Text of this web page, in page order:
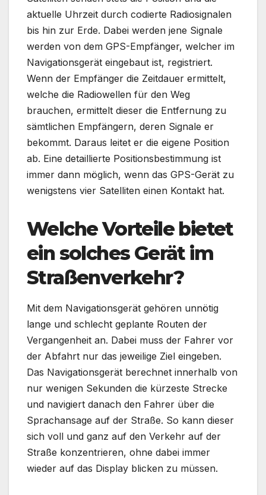
aktuelle Uhrzeit durch codierte Radiosignalen
bis hin zur Erde. Dabei werden jene Signale
werden von dem GPS-Empfänger, welcher im
Navigationsgerät eingebaut ist, registriert.
Wenn der Empfänger die Zeitdauer ermittelt,
welche die Radiowellen für den Weg
brauchen, ermittelt dieser die Entfernung zu
sämtlichen Empfängern, deren Signale er
bekommt. Daraus leitet er die eigene Position
ab. Eine detaillierte Positionsbestimmung ist
immer dann möglich, wenn das GPS-Gerät zu
wenigstens vier Satelliten einen Kontakt hat.
Welche Vorteile bietet
ein solches Gerät im
Straßenverkehr?
Mit dem Navigationsgerät gehören unnötig
lange und schlecht geplante Routen der
Vergangenheit an. Dabei muss der Fahrer vor
der Abfahrt nur das jeweilige Ziel eingeben.
Das Navigationsgerät berechnet innerhalb von
nur wenigen Sekunden die kürzeste Strecke
und navigiert danach den Fahrer über die
Sprachansage auf der Straße. So kann dieser
sich voll und ganz auf den Verkehr auf der
Straße konzentrieren, ohne dabei immer
wieder auf das Display blicken zu müssen.